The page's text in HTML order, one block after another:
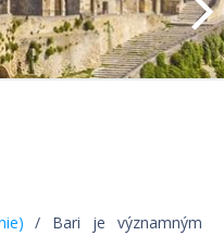
/ Bari je významným